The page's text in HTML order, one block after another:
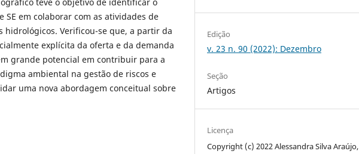
teve o objetivo de identificar o
SE em colaborar com as atividades de
hidrológicos. Verificou-se que, a partir da
explícita da oferta e da demanda
grande potencial em contribuir para a
ambiental na gestão de riscos e
uma nova abordagem conceitual sobre
Edição
v. 23 n. 90 (2022): Dezembro
Seção
Artigos
Licença
Copyright (c) 2022 Alessandra Silva Araújo,